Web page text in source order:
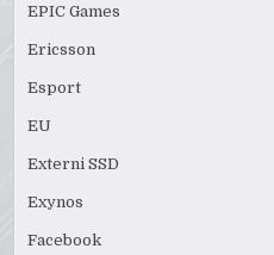
EPIC Games
Ericsson
Esport
EU
Externi SSD
Exynos
Facebook